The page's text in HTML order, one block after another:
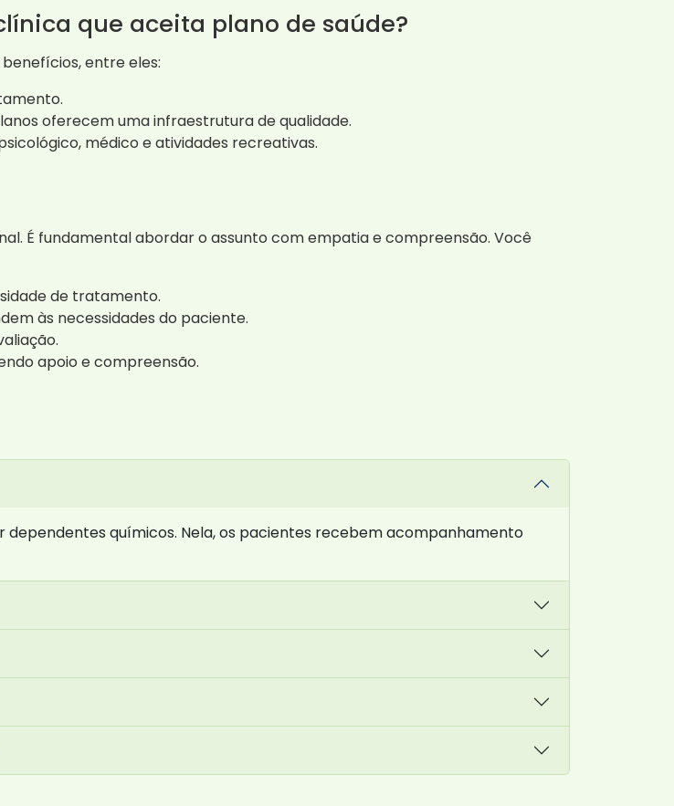
que aceita plano de saúde?
entre eles:
oferecem uma infraestrutura de qualidade.
médico e atividades recreativas.
É fundamental abordar o assunto com empatia e compreensão. Você
de tratamento.
às necessidades do paciente.
apoio e compreensão.
químicos. Nela, os pacientes recebem acompanhamento